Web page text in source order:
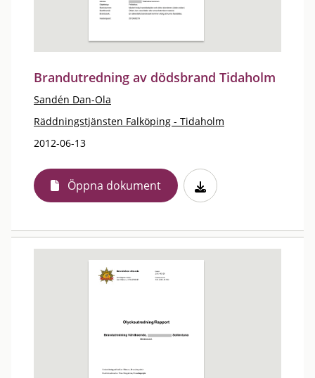
Brandutredning av dödsbrand Tidaholm
Sandén Dan-Ola
Räddningstjänsten Falköping - Tidaholm
2012-06-13
Öppna dokument